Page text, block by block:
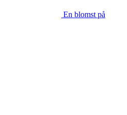
En blomst på